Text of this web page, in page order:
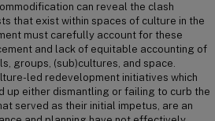
can reveal the clash
that exist within spaces of culture in the
must carefully account for these
and lack of equitable accounting of
groups, (sub)cultures, and space.
led redevelopment initiatives which
up either dismantling or failing to curb the
served as their initial impetus, are an